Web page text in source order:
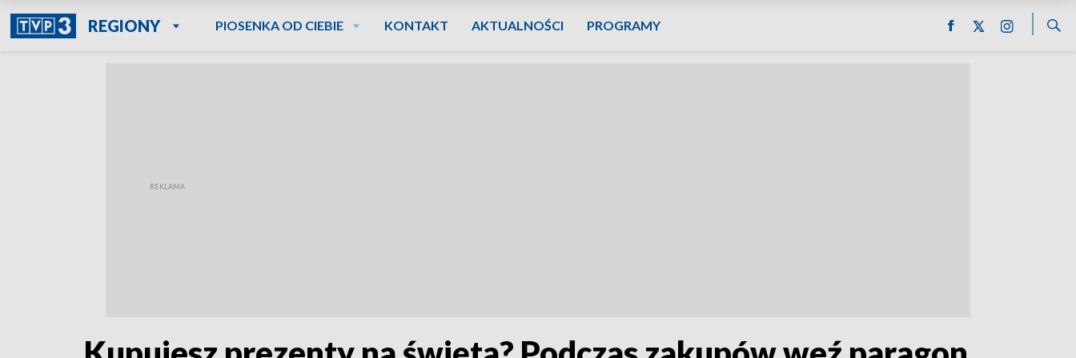
REGIONY PIOSENKA OD CIEBIE KONTAKT AKTUALNOŚCI PROGRAMY